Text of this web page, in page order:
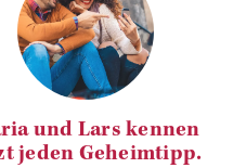
und Lars kennen
jeden Geheimtipp.